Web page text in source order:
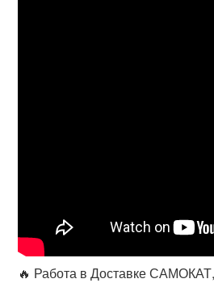
🔥 Работа в Доставке